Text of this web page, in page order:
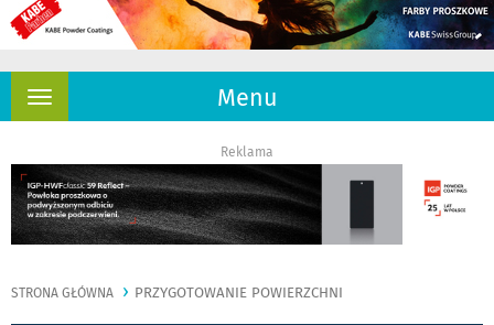
Menu
Rozwiń
Reklama
STRONA GŁÓWNA PRZYGOTOWANIE POWIERZCHNI